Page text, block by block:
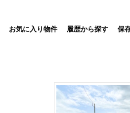
お気に入り物件 履歴から探す 保